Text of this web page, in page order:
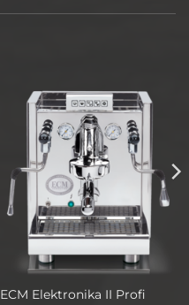
ECM Elektronika II Profi